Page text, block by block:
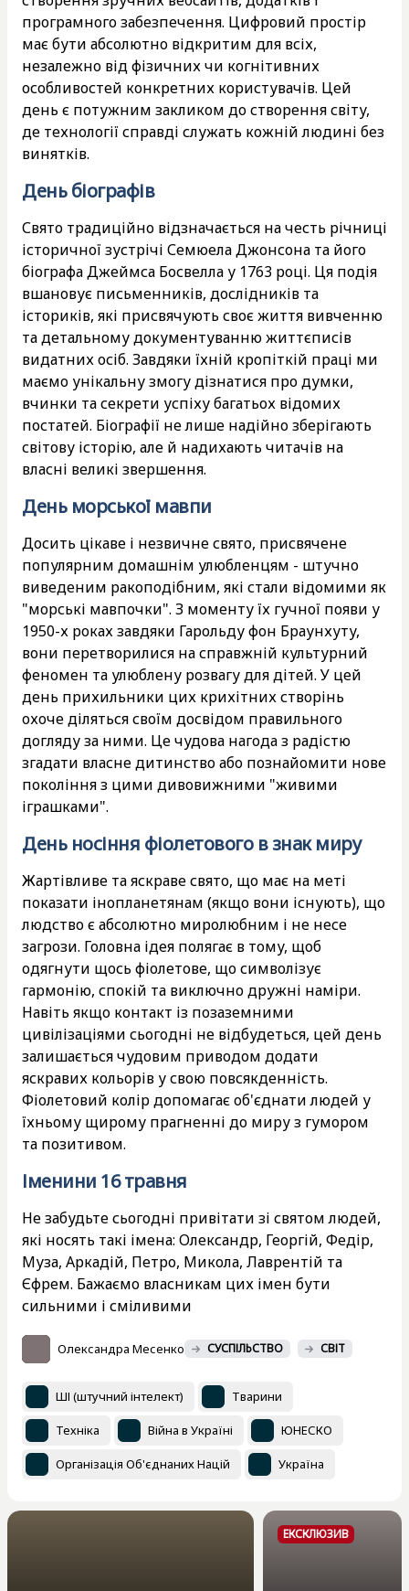
програмного забезпечення. Цифровий простір
має бути абсолютно відкритим для всіх,
незалежно від фізичних чи когнітивних
особливостей конкретних користувачів. Цей
день є потужним закликом до створення світу,
де технології справді служать кожній людині без
винятків.
День біографів
Свято традиційно відзначається на честь річниці
історичної зустрічі Семюела Джонсона та його
біографа Джеймса Босвелла у 1763 році. Ця подія
вшановує письменників, дослідників та
істориків, які присвячують своє життя вивченню
та детальному документуванню життєписів
видатних осіб. Завдяки їхній кропіткій праці ми
маємо унікальну змогу дізнатися про думки,
вчинки та секрети успіху багатьох відомих
постатей. Біографії не лише надійно зберігають
світову історію, але й надихають читачів на
власні великі звершення.
День морської мавпи
Досить цікаве і незвичне свято, присвячене
популярним домашнім улюбленцям - штучно
виведеним ракоподібним, які стали відомими як
"морські мавпочки". З моменту їх гучної появи у
1950-х роках завдяки Гарольду фон Браунхуту,
вони перетворилися на справжній культурний
феномен та улюблену розвагу для дітей. У цей
день прихильники цих крихітних створінь
охоче діляться своїм досвідом правильного
догляду за ними. Це чудова нагода з радістю
згадати власне дитинство або познайомити нове
покоління з цими дивовижними "живими
іграшками".
День носіння фіолетового в знак миру
Жартівливе та яскраве свято, що має на меті
показати інопланетянам (якщо вони існують), що
людство є абсолютно миролюбним і не несе
загрози. Головна ідея полягає в тому, щоб
одягнути щось фіолетове, що символізує
гармонію, спокій та виключно дружні наміри.
Навіть якщо контакт із позаземними
цивілізаціями сьогодні не відбудеться, цей день
залишається чудовим приводом додати
яскравих кольорів у свою повсякденність.
Фіолетовий колір допомагає об'єднати людей у
їхньому щирому прагненні до миру з гумором
та позитивом.
Іменини 16 травня
Не забудьте сьогодні привітати зі святом людей,
які носять такі імена: Олександр, Георгій, Федір,
Муза, Аркадій, Петро, Микола, Лаврентій та
Єфрем. Бажаємо власникам цих імен бути
сильними і сміливими
Олександра Месенко СУСПІЛЬСТВО СВІТ
ШІ (штучний інтелект) Тварини
Техніка Війна в Україні ЮНЕСКО
Організація Об'єднаних Націй Україна
ЕКСКЛЮЗИВ